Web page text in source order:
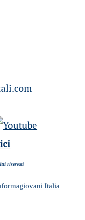
riservati